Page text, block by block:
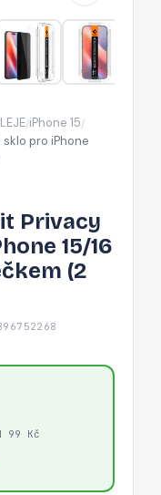
/iPhone 15/
pro iPhone
Privacy
15/16
(2
99 Kč